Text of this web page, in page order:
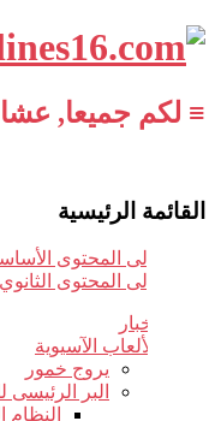
≡ لكم جميعا,
القائمة الرئيسية
تخطي إلى المحتوى
تخطي إلى المحتوى الثانوي
أخبار
الألعاب الآسيوية
يروج خمور
البر الرئيسى